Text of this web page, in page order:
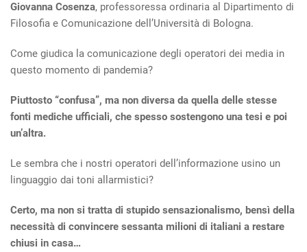
Giovanna Cosenza, professoressa ordinaria al Dipartimento di
Filosofia e Comunicazione dell’Università di Bologna.
Come giudica la comunicazione degli operatori dei media in
questo momento di pandemia?
Piuttosto “confusa”, ma non diversa da quella delle stesse
fonti mediche ufficiali, che spesso sostengono una tesi e poi
un’altra.
Le sembra che i nostri operatori dell’informazione usino un
linguaggio dai toni allarmistici?
Certo, ma non si tratta di stupido sensazionalismo, bensì della
necessità di convincere sessanta milioni di italiani a restare
chiusi in casa…